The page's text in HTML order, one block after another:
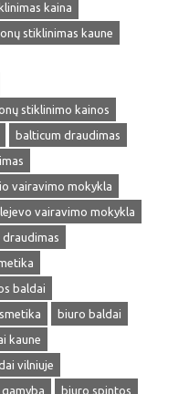
kaina
stiklinimas kaune
stiklinimo kainos
balticum draudimas
vairavimo mokykla
vairavimo mokykla
draudimas
baldai
biuro baldai
kaune
vilniuje
biuro spintos